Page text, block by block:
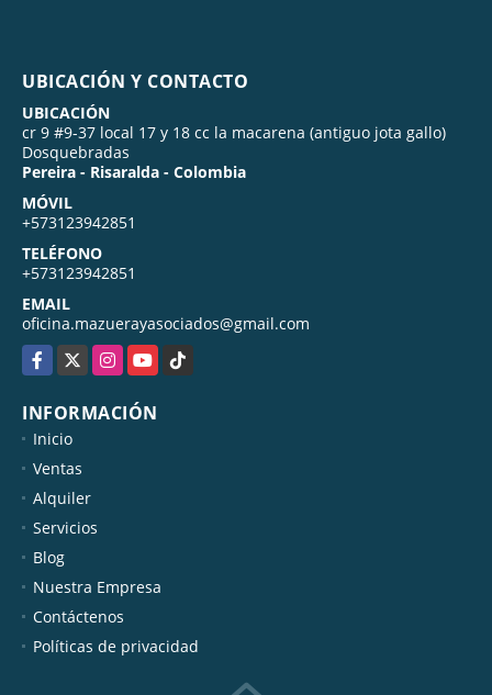
UBICACIÓN Y CONTACTO
UBICACIÓN
cr 9 #9-37 local 17 y 18 cc la macarena (antiguo jota gallo)
Dosquebradas
Pereira - Risaralda - Colombia
MÓVIL
+573123942851
TELÉFONO
+573123942851
EMAIL
oficina.mazuerayasociados@gmail.com
Facebook
X InstagramYouTubeTikTok
INFORMACIÓN
Inicio
Ventas
Alquiler
Servicios
Blog
Nuestra Empresa
Contáctenos
Políticas de privacidad